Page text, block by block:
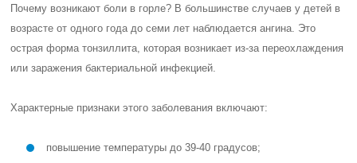
Почему возникают боли в горле? В большинстве случаев у детей в
возрасте от одного года до семи лет наблюдается ангина. Это
острая форма тонзиллита, которая возникает из-за переохлаждения
или заражения бактериальной инфекцией.
Характерные признаки этого заболевания включают:
повышение температуры до 39-40 градусов;